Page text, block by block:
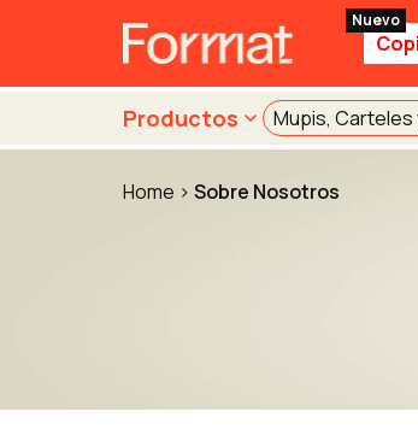
Productos Mupis,
Home Sobre Nosotros